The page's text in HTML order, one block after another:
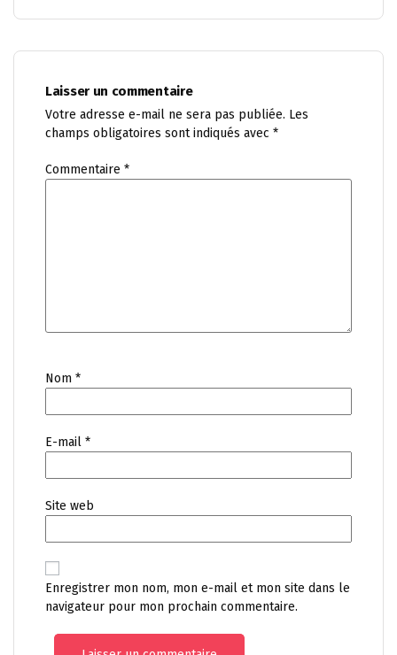
Laisser un commentaire
Votre adresse e-mail ne sera pas publiée. Les
champs obligatoires sont indiqués avec *
Commentaire *
Nom *
E-mail *
Site web
Enregistrer mon nom, mon e-mail et mon site dans le
navigateur pour mon prochain commentaire.